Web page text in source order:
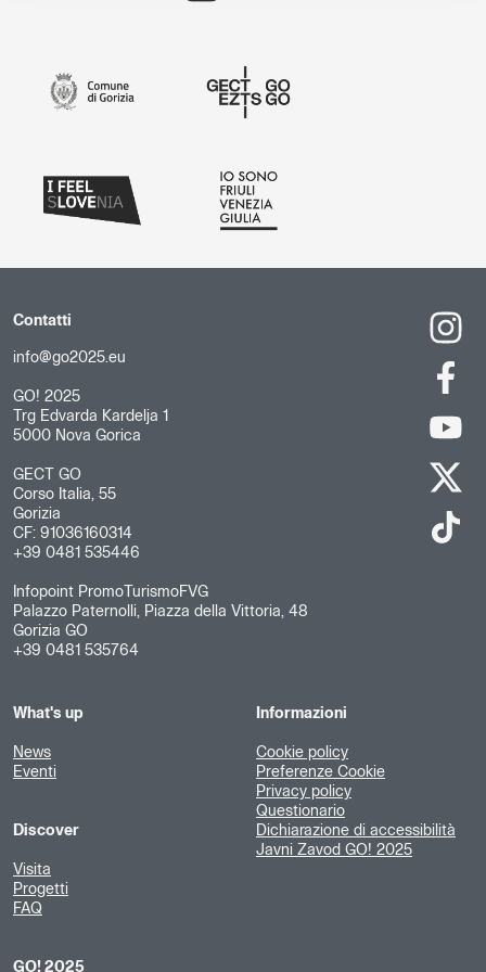
Contatti
info@go2025.eu
GO! 2025
Trg Edvarda Kardelja 1
5000 Nova Gorica
GECT GO
Corso Italia, 55
Gorizia
CF: 91036160314
+39 0481 535446
Infopoint PromoTurismoFVG
Palazzo Paternolli, Piazza della Vittoria, 48
Gorizia GO
+39 0481 535764
What's up
News
Eventi
Discover
Visita
Progetti
FAQ
GO! 2025
Informazioni
Cookie policy
Preferenze Cookie
Privacy policy
Questionario
Dichiarazione di accessibilità
Javni Zavod GO! 2025